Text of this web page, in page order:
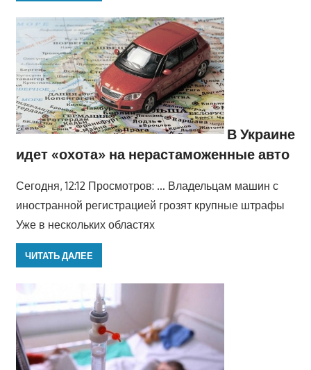
В Украине
идет «охота» на нерастаможенные авто
Сегодня, 12:12 Просмотров: … Владельцам машин с
иностранной регистрацией грозят крупные штрафы
Уже в нескольких областях
ЧИТАТЬ ДАЛЕЕ